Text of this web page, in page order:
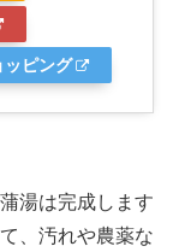
ピング
湯は完成します
、汚れや農薬な